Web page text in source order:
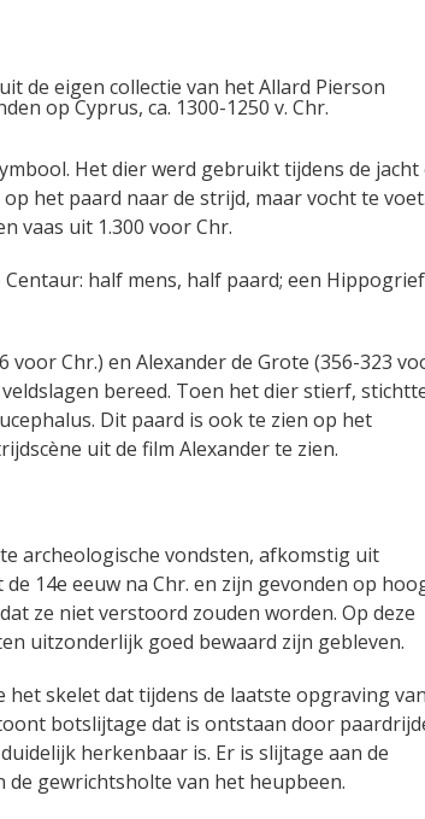
de eigen collectie van het Allard Pierson
Het dier werd gebruikt tijdens de jacht
het paard naar de strijd, maar vocht te
vaas uit 1.300 voor Chr.
half mens, half paard; een
Chr.) en Alexander de Grote (356-323
bereed. Toen het dier stierf,
Dit paard is ook te zien op het
uit de film Alexander te zien.
archeologische vondsten, afkomstig uit
14e eeuw na Chr. en zijn gevonden op
ze niet verstoord zouden worden. Op deze
uitzonderlijk goed bewaard zijn gebleven.
skelet dat tijdens de laatste opgraving
botslijtage dat is ontstaan door
herkenbaar is. Er is slijtage aan de
gewrichtsholte van het heupbeen.